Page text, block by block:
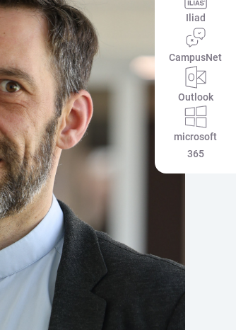
Iliad
CampusNet
Outlook
microsoft
365